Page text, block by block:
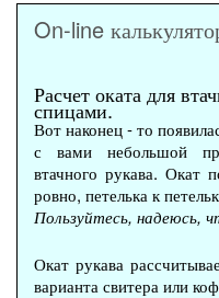
On-line
Расчет оката для
спицами.
Вот наконец - то
с вами небольшой
втачного рукава. Окат
ровно, петелька к
Пользуйтесь, надеюсь,
Окат рукава
варианта свитера или